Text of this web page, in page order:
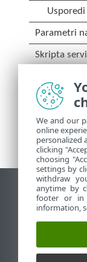
We and our
online
personalized
clicking
choosing
settings by
withdraw
anytime by
footer or in
information,